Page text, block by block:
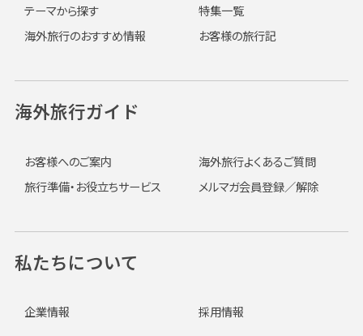
テーマから探す
特集一覧
海外旅行のおすすめ情報
お客様の旅行記
海外旅行ガイド
お客様へのご案内
海外旅行よくあるご質問
旅行準備・お役立ちサービス
メルマガ会員登録／解除
私たちについて
企業情報 採用情報